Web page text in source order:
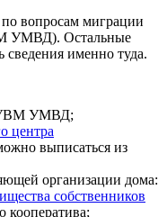
вопросам миграции
УМВД). Остальные
сведения именно туда.
УВМ УМВД;
центра
выписаться из
организации дома:
собственников
кооператива;